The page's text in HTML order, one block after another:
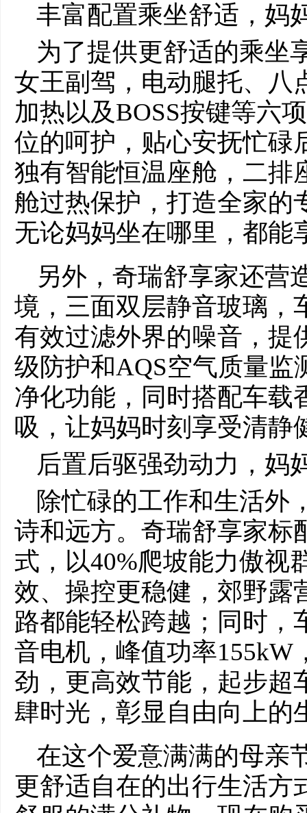
丰富配置乘坐舒适，妈
为了提供更舒适的乘坐
女王副驾，电动腿托、八
加热以及BOSS按键等六
位的呵护，贴心安抚忙碌
独有智能恒温座舱，二排
舱过热保护，打造全家的
无论妈妈坐在哪里，都能
另外，奇瑞舒享家还营
境，三面双层静音玻璃，
有效过滤外界的噪音，提
级防护和AQS空气质量
净化功能，同时搭配车载
吸，让妈妈时刻享受清静
后置后驱强劲动力，妈
除忙碌的工作和生活外
诗和远方。奇瑞舒享家标
式，以40%爬坡能力傲视
效、操控更稳健，郊野露
路都能轻松跨越；同时，
音电机，峰值功率155kW
劲，更高效节能，起步超
肆时光，彰显自由向上的
在这个爱意满满的母亲
更舒适自在的出行生活方